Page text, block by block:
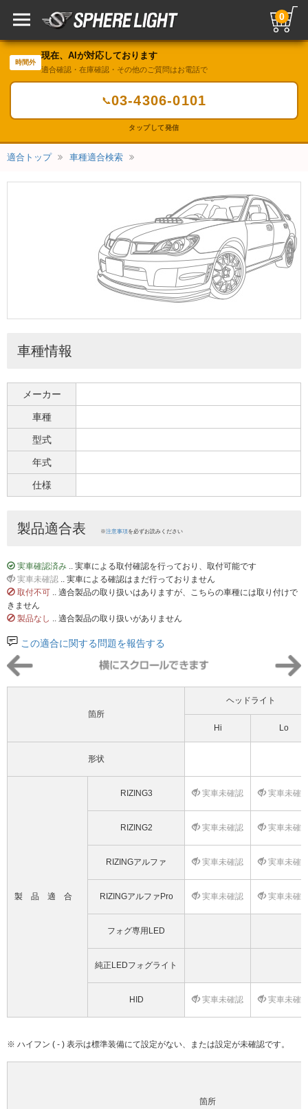
0
時間外
現在、AIが対応しております
適合確認・在庫確認・その他のご質問はお電話で
📞03-4306-0101
タップして発信
適合トップ 車種適合検索
車種情報
メーカー
車種
型式
年式
仕様
製品適合表 ※注意事項を必ずお読みください
実車確認済み .. 実車による取付確認を行っており、取付可能です
実車未確認 .. 実車による確認はまだ行っておりません
取付不可 .. 適合製品の取り扱いはありますが、こちらの車種には取り付けで
きません
製品なし .. 適合製品の取り扱いがありません
この適合に関する問題を報告する
箇所
ヘッドライト
Hi Lo
形状
製品適合
RIZING3 実車未確認 実車未確
RIZING2 実車未確認 実車未確
RIZINGアルファ 実車未確認 実車未確
RIZINGアルファPro 実車未確認 実車未確
フォグ専用LED
純正LEDフォグライト
HID 実車未確認 実車未確
※ ハイフン ( - ) 表示は標準装備にて設定がない、または設定が未確認です。
箇所